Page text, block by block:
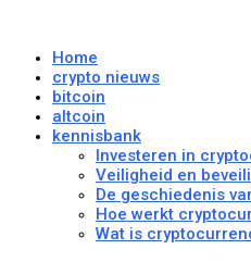
Home
crypto nieuws
bitcoin
altcoin
kennisbank
Investeren in
Veiligheid en
De geschiedenis
Hoe werkt
Wat is